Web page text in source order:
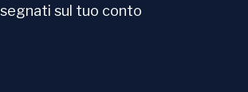
sul tuo conto